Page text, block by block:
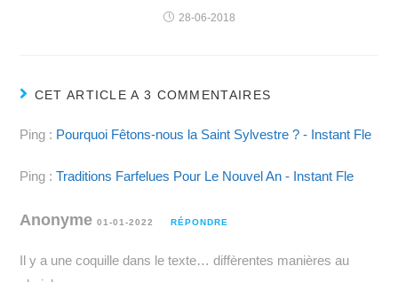
28-06-2018
CET ARTICLE A 3 COMMENTAIRES
Ping : Pourquoi Fêtons-nous la Saint Sylvestre ? - Instant Fle
Ping :Traditions Farfelues Pour Le Nouvel An - Instant Fle
Anonyme01-01-2022 RÉPONDRE
Il y a une coquille dans le texte… diffèrentes manières au